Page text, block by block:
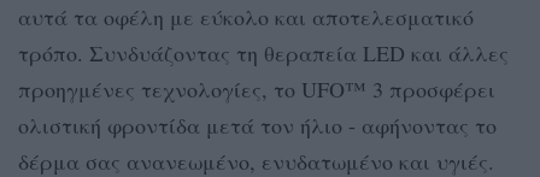
αυτά τα οφέλη με εύκολο και αποτελεσματικό
τρόπο. Συνδυάζοντας τη θεραπεία LED και άλλες
προηγμένες τεχνολογίες, το UFO™ 3 προσφέρει
ολιστική φροντίδα μετά τον ήλιο - αφήνοντας το
δέρμα σας ανανεωμένο, ενυδατωμένο και υγιές.